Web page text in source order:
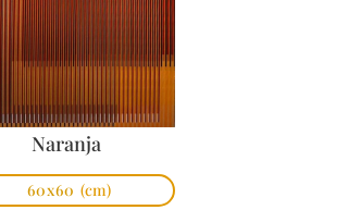
Naranja
60x60 (cm)